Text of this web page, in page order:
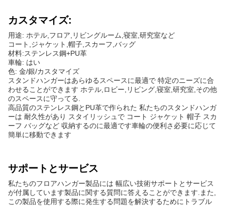
カスタマイズ:
用途: ホテル,フロア,リビングルーム,寝室,研究室など
コート,ジャケット,帽子,スカーフ,バッグ
材料:ステンレス鋼+PU革
車輪: はい
色: 金/銀/カスタマイズ
スタンドハンガーはあらゆるスペースに最適で 特定のニーズに合
わせることができます ホテル,ロビー,リビング,寝室,研究室,その他
のスペースに守ってる.
高品質のステンレス鋼とPU革で作られた 私たちのスタンドハンガ
ーは 耐久性があり スタイリッシュで コート ジャケット 帽子 スカ
ーフ バッグなど 収納するのに最適です車輪の便利さ必要に応じて
簡単に移動できます
サポートとサービス
私たちのフロアハンガー製品には 幅広い技術サポートとサービス
が付属しています製品に関する質問に答えることができます.また,
この製品を使用する際に発生する問題を解決するためにトラブル